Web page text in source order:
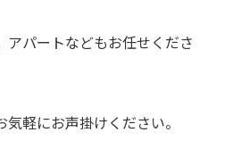
パートなどもお任せくださ
軽にお声掛けください。